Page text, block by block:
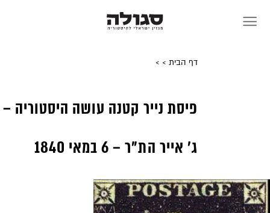
דף הבית>
>
פיסת נייר קטנה עושה היסטוריה –
ג’ אייר הת”ר – 6 במאי 1840